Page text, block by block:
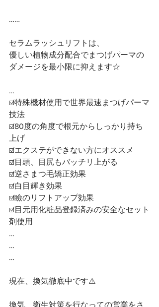
……
セラムラッシュリフトは、
優しい植物成分配合でまつげパーマの
ダメージを最小限に抑えます☆
…
☑️特殊機材使用で世界最速まつげパーマ
技法
☑️80度の角度で根元からしっかり持ち
上げ
☑️エクステができない方にオススメ
☑️目頭、目尻もバッチリ上がる
☑️逆さまつ毛矯正効果
☑️白目輝き効果
☑️瞼のリフトアップ効果
☑️目元用化粧品登録済みの安全なセット
剤使用
…
…
…
現在、換気徹底中です⚠️
換気、衛生対策を行なっての営業をさ